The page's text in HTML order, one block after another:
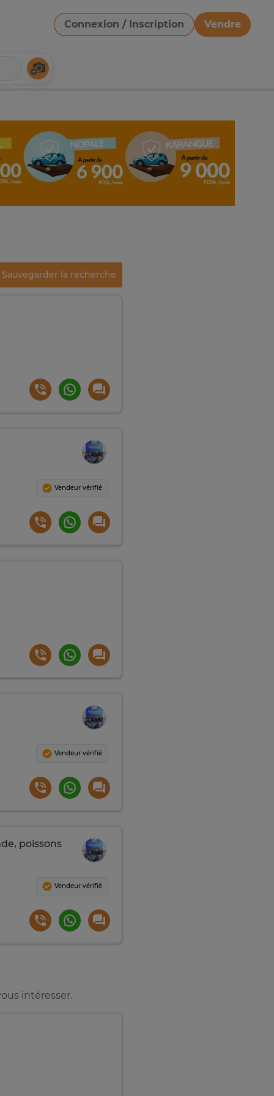
Connexion / Inscription Vendre
Télécharger une image
Sauvegarder la recherche
Vendeur vérifié
Vendeur vérifié
poissons
Vendeur vérifié
intéresser.